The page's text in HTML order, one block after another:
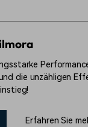
die unzähligen
Erfahren Sie